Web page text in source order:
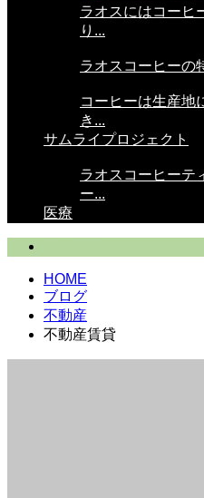
ラオスにはコーヒ
り...
ラオスコーヒーの
コーヒーは生産地
き...
サムライプロジェクト
ラオスコーヒーテ
ー...
医療
HOME
ブログ
不動産
不動産賃貸